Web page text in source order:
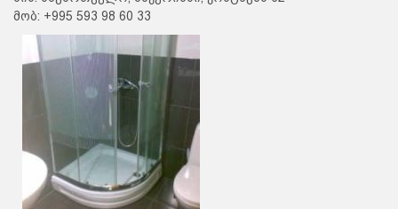
მობ: +995 593 98 60 33